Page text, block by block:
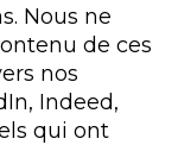
Nous ne
de ces
nos
Indeed,
qui ont